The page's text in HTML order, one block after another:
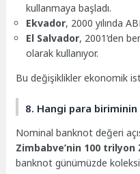
kullanmaya başladı.
Ekvador, 2000 yılında
El Salvador, 2001’den
olarak kullanıyor.
Bu değişiklikler ekonomik
8. Hangi para
Nominal banknot değeri
Zimbabve’nin 100
banknot günümüzde